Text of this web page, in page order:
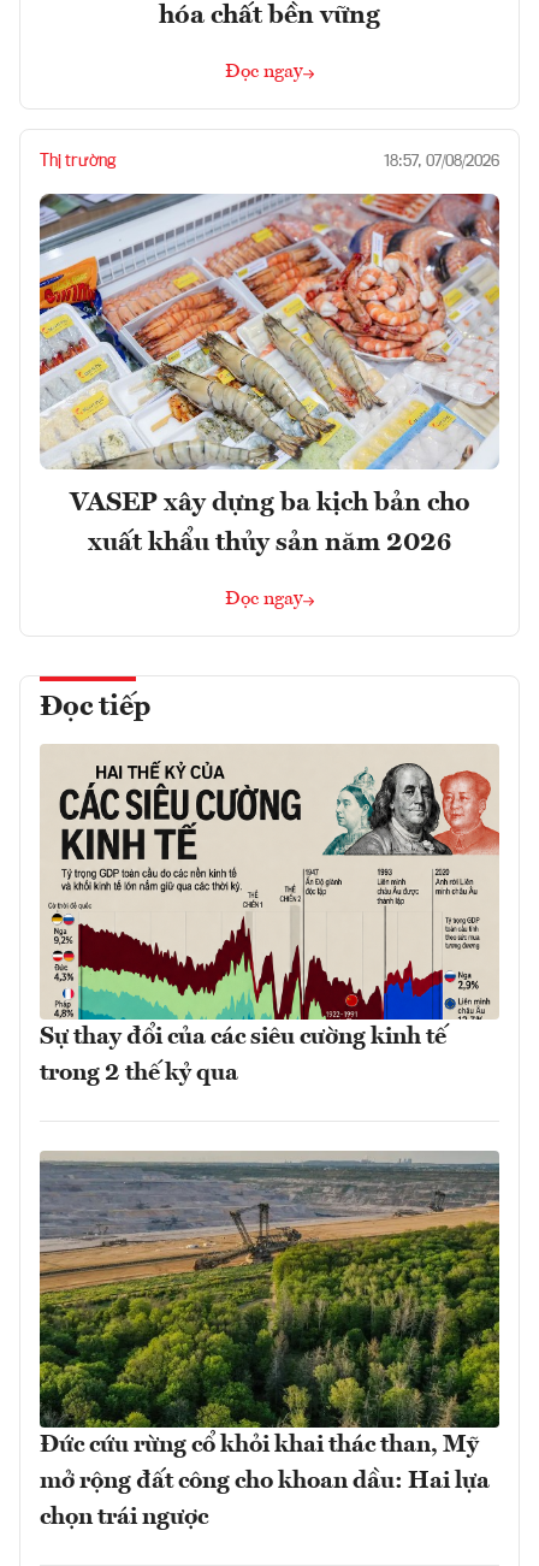
hóa chất bền vững
Đọc ngay
Thị trường 18:57, 07/08/2026
VASEP xây dựng ba kịch bản cho
xuất khẩu thủy sản năm 2026
Đọc ngay
Đọc tiếp
Sự thay đổi của các siêu cường kinh tế
trong 2 thế kỷ qua
Đức cứu rừng cổ khỏi khai thác than, Mỹ
mở rộng đất công cho khoan dầu: Hai lựa
chọn trái ngược